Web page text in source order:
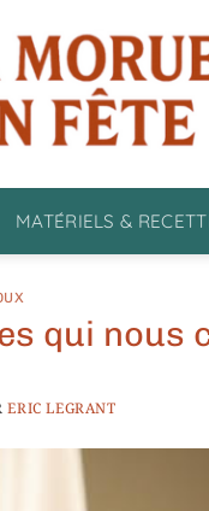
MATÉRIELS &
qui nous
ERIC LEGRANT